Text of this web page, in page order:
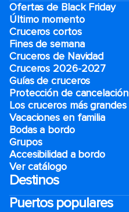
Ofertas de Black Friday
Último momento
Cruceros cortos
Fines de semana
Cruceros de Navidad
Cruceros 2026-2027
Guías de cruceros
Protección de cancelación
Los cruceros más grandes
Vacaciones en familia
Bodas a bordo
Grupos
Accesibilidad a bordo
Ver catálogo
Destinos
Puertos populares